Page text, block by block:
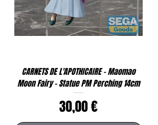
CARNETS DE L'APOTHICAIRE - Maomao
Moon Fairy - Statue PM Perching 14cm
Prix
30,00 €